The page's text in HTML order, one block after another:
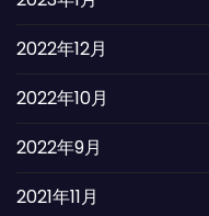
2022年12月
2022年10月
2022年9月
2021年11月